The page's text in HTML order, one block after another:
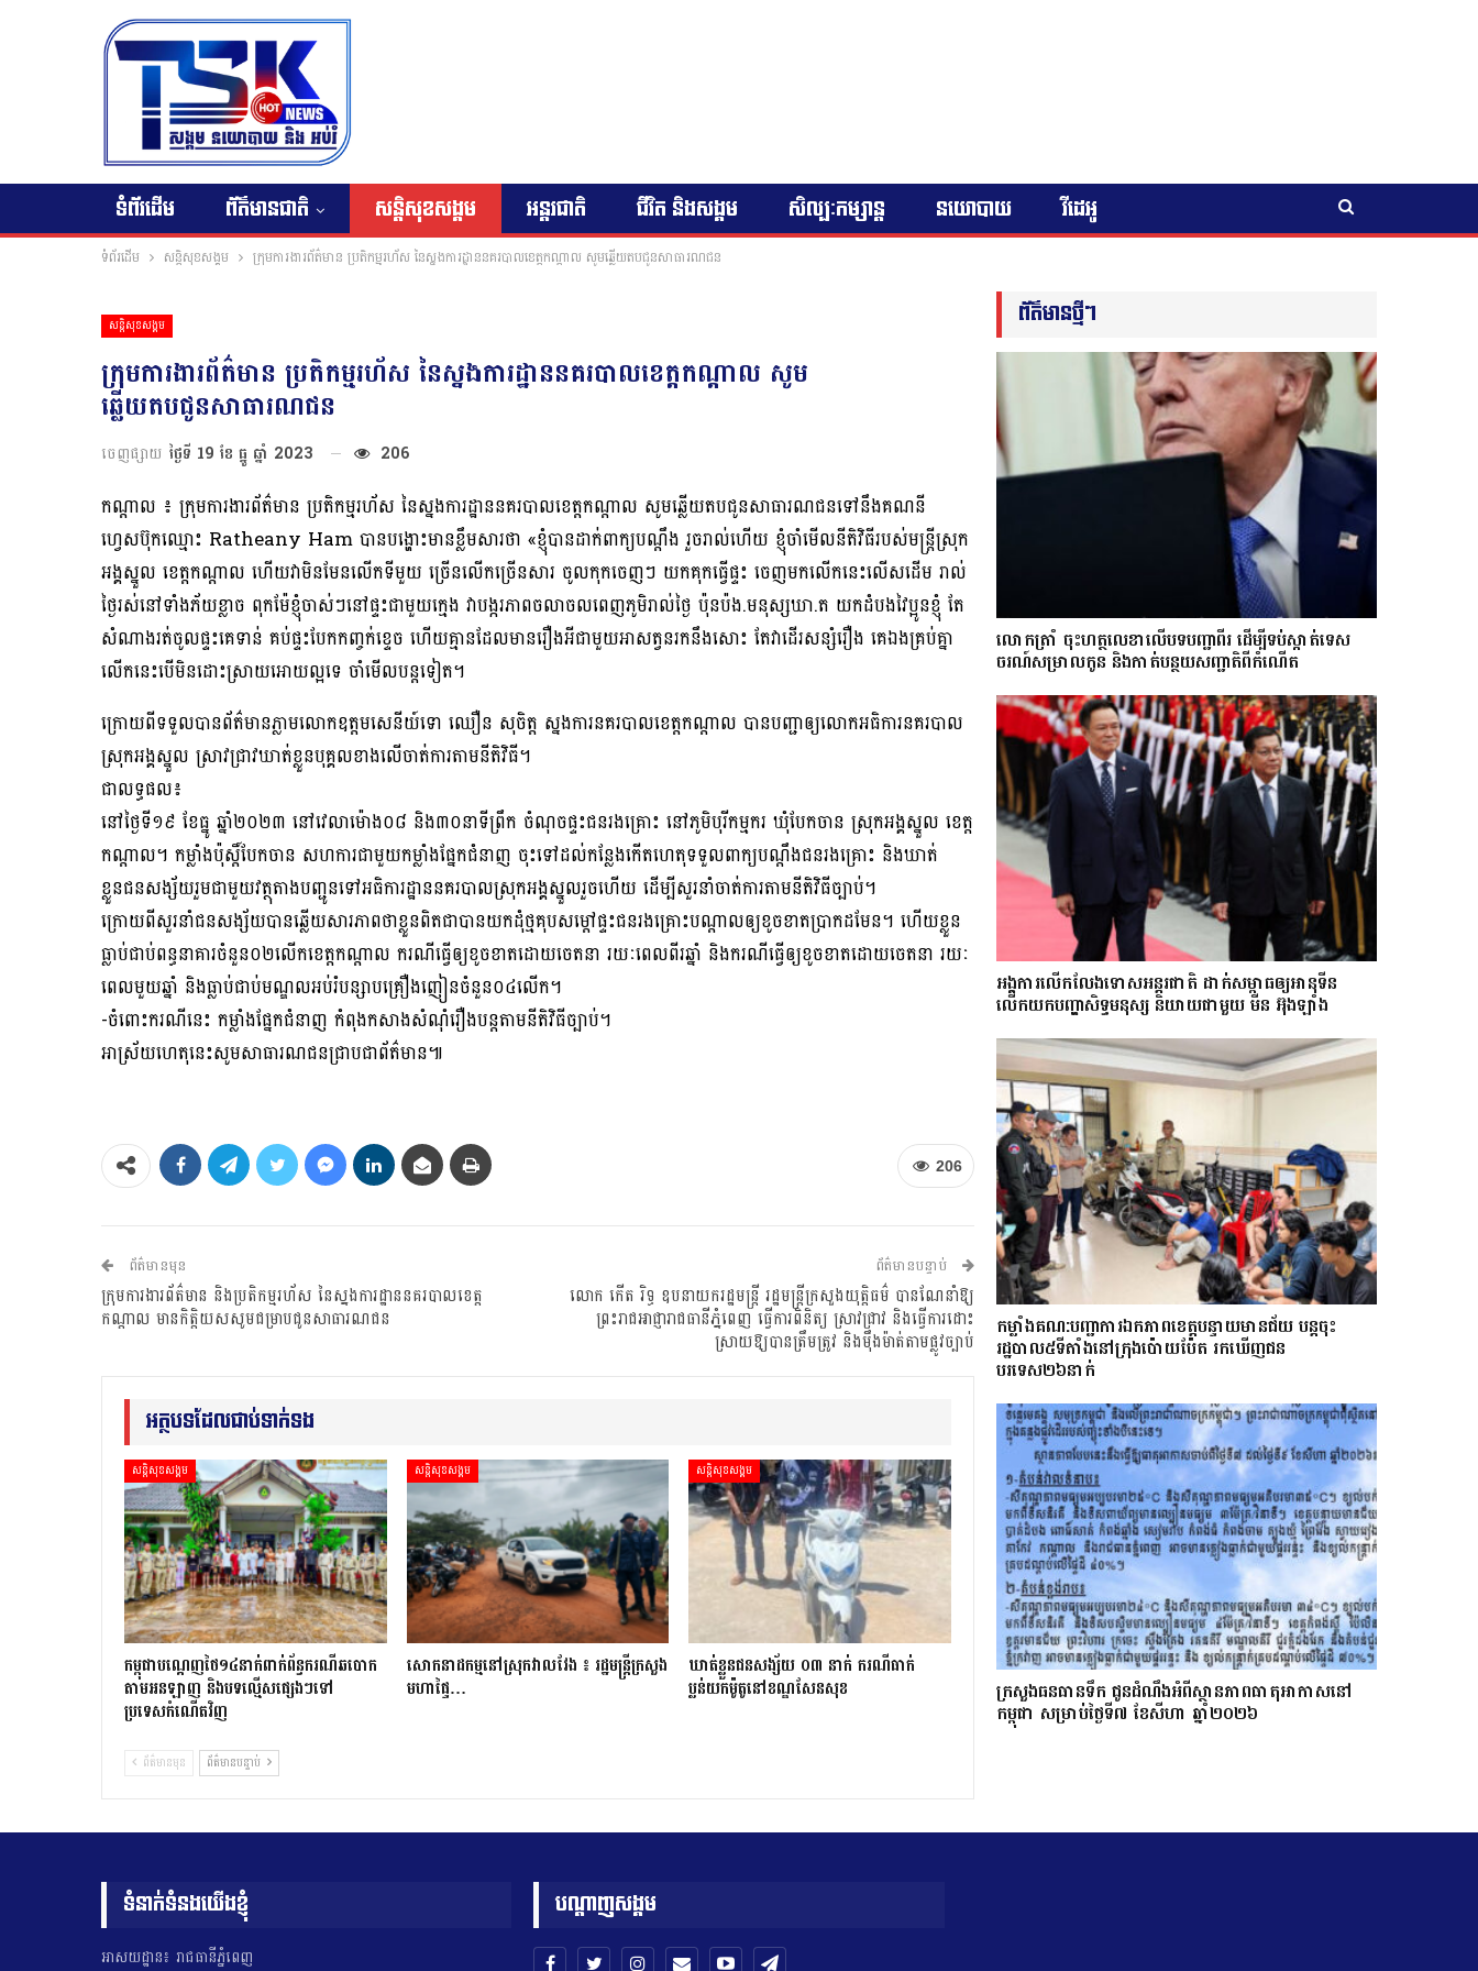
ទំព័រដើម ព័ត៌មានជាតិ សន្តិសុខសង្គម អន្តរជាតិ ជីវិត និងសង្គម សិល្បៈកម្សាន្ត នយោបាយ វីដេអូ
ទំព័រដើម សន្តិសុខសង្គម ក្រុមការងារព័ត៌មាន ប្រតិកម្មរហ័ស នៃស្នងការដ្ឋាននគរបាលខេត្តកណ្តាល សូមឆ្លើយតបជូនសាធារណជន
សន្តិសុខសង្គម
ក្រុមការងារព័ត៌មាន ប្រតិកម្មរហ័ស នៃស្នងការដ្ឋាននគរបាលខេត្តកណ្តាល សូម
ឆ្លើយតបជូនសាធារណជន
ចេញផ្សាយ ថ្ងៃទី 19 ខែ ធ្នូ ឆ្នាំ 2023 206
កណ្តាល ៖ ក្រុមការងារព័ត៌មាន ប្រតិកម្មរហ័ស នៃស្នងការដ្ឋាននគរបាលខេត្តកណ្តាល សូមឆ្លើយតបជូនសាធារណជនទៅនឹងគណនី
ហ្វេសប៊ុកឈ្មោះ Ratheany Ham បានបង្ហោះមានខ្លឹមសារថា «ខ្ញុំបានដាក់ពាក្យបណ្តឹង រួចរាល់ហើយ ខ្ញុំចាំមើលនីតិវិធីរបស់មន្ត្រីស្រុក
អង្គស្នួល ខេត្តកណ្តាល ហើយវាមិនមែនលើកទីមួយ ច្រើនលើកច្រើនសារ ចូលកុកចេញៗ យកគុកធ្វើផ្ទះ ចេញមកលើកនេះលើសដើម រាល់
ថ្ងៃរស់នៅទាំងភ័យខ្លាច ពុកម៉ែខ្ញុំចាស់ៗនៅផ្ទះជាមួយក្មេង វាបង្ករភាពចលាចលពេញភូមិរាល់ថ្ងៃ ប៉ុនប៉ង.មនុស្សឃា.ត យកដំបងវៃប្អូនខ្ញុំ តែ
សំណាងរត់ចូលផ្ទះគេទាន់ គប់ផ្ទះបែកកញ្ចក់ខ្ទេច ហើយគ្មានដែលមានរឿងអីជាមួយអាសត្វនរកនឹងសោះ តែវាដើរសន្សំរឿង គេឯងគ្រប់គ្នា
លើកនេះបើមិនដោះស្រាយអោយល្អទេ ចាំមើលបន្តទៀត។
ក្រោយពីទទួលបានព័ត៌មានភ្លាមលោកឧត្តមសេនីយ៍ទោ ឈឿន សុចិត្ត ស្នងការនគរបាលខេត្តកណ្តាល បានបញ្ជាឲ្យលោកអធិការនគរបាល
ស្រុកអង្គស្នួល ស្រាវជ្រាវឃាត់ខ្លួនបុគ្គលខាងលើចាត់ការតាមនីតិវិធី។
ជាលទ្ធផល៖
នៅថ្ងៃទី១៩ ខែធ្នូ ឆ្នាំ២០២៣ នៅវេលាម៉ោង០៨ និង៣០នាទីព្រឹក ចំណុចផ្ទះជនរងគ្រោះ នៅភូមិបុរីកម្មករ ឃុំបែកចាន ស្រុកអង្គស្នួល ខេត្ត
កណ្តាល។ កម្លាំងប៉ុស្ដិ៍បែកចាន សហការជាមួយកម្លាំងផ្នែកជំនាញ ចុះទៅដល់កន្លែងកើតហេតុទទួលពាក្យបណ្ដឹងជនរងគ្រោះ និងឃាត់
ខ្លួនជនសង្ស័យរួមជាមួយវត្ថុតាងបញ្ជូនទៅអធិការដ្ឋាននគរបាលស្រុកអង្គស្នួលរួចហើយ ដើម្បីសួរនាំចាត់ការតាមនីតិវិធីច្បាប់។
ក្រោយពីសួរនាំជនសង្ស័យបានឆ្លើយសារភាពថាខ្លួនពិតជាបានយកដុំថ្មគុបសម្ដៅផ្ទះជនរងគ្រោះបណ្ដាលឲ្យខូចខាតប្រាកដមែន។ ហើយខ្លួន
ធ្លាប់ជាប់ពន្ធនាគារចំនួន០២លើកខេត្តកណ្ដាល ករណីធ្វើឲ្យខូចខាតដោយចេតនា រយៈពេលពីរឆ្នាំ និងករណីធ្វើឲ្យខូចខាតដោយចេតនា រយៈ
ពេលមួយឆ្នាំ និងធ្លាប់ជាប់មណ្ឌលអប់រំបន្សាបគ្រឿងញៀនចំនួន០៤លើក។
-ចំពោះករណីនេះ កម្លាំងផ្នែកជំនាញ កំពុងកសាងសំណុំរឿងបន្តតាមនីតិវិធីច្បាប់។
អាស្រ័យហេតុនេះសូមសាធារណជនជ្រាបជាព័ត៌មាន៕
206
ព័ត៌មានមុន
ក្រុមការងារព័ត៌មាន និងប្រតិកម្មរហ័ស នៃស្នងការដ្ឋាននគរបាលខេត្ត
កណ្តាល មានកិត្តិយសសូមជម្រាបជូនសាធារណជន
ព័ត៌មានបន្ទាប់
លោក កើត រិទ្ធ ឧបនាយករដ្ឋមន្រ្តី រដ្ឋមន្រ្តីក្រសួងយុត្តិធម៌ បានណែនាំឱ្យ
ព្រះរាជអាជ្ញារាជធានីភ្នំពេញ ធ្វើការពិនិត្យ ស្រាវជ្រាវ និងធ្វើការដោះ
ស្រាយឱ្យបានត្រឹមត្រូវ និងម៉ឹងម៉ាត់តាមផ្លូវច្បាប់
អត្ថបទដែលជាប់ទាក់ទង
សន្តិសុខសង្គម
កម្ពុជាបណ្ដេញថៃ១៤នាក់ពាក់ព័ន្ធករណីឆបោក
តាមអនឡាញ និងបទល្មើសផ្សេងៗទៅ
ប្រទេសកំណើតវិញ
សន្តិសុខសង្គម
សោកនាដកម្ម​នៅ​ស្រុក​វាល​វែង ៖ រដ្ឋមន្ត្រី​ក្រសួង
មហាផ្ទៃ…
សន្តិសុខសង្គម
ឃាត់ខ្លួនជនសង្ស័យ ០៣ នាក់ ករណីធាក់
ប្លន់យកម៉ូតូនៅខណ្ឌសែនសុខ
ព័ត៌មានមុន ព័ត៌មានបន្ទាប់
ព័ត៌មានថ្មីៗ
លោក​ត្រាំ ចុះហត្ថលេខាលើបទបញ្ជាពីរ ដើម្បីទប់ស្កាត់ទេស​
ចរណ៍សម្រាលកូន និងកាត់បន្ថយសញ្ជាតិពីកំណើត
អង្គការលើកលែងទោសអន្តរជាតិ ដាក់សម្ពាធឲ្យអានុទីន
លើកយកបញ្ហាសិទ្ធមនុស្ស និយាយជាមួយ មីន អ៊ុងឡាំង
កម្លាំងគណ:បញ្ជាការឯកភាពខេត្តបន្ទាយមានជ័យ បន្តចុះ
រដ្ឋបាល៥ទីតាំងនៅក្រុងប៉ោយប៉ែត រកឃើញជន
បរទេស២៦នាក់
ក្រសួងធនធានទឹក ជូនដំណឹងអំពីស្ថានភាពធាតុអាកាសនៅ
កម្ពុជា សម្រាប់ថ្ងៃទី៧ ខែសីហា ឆ្នាំ២០២៦
ទំនាក់ទំនងយើងខ្ញុំ
អាសយដ្ឋាន៖ រាជធានីភ្នំពេញ
បណ្តាញសង្គម